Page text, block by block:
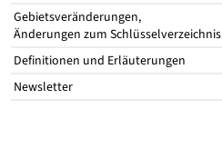
Gebietsveränderungen,
Änderungen zum Schlüsselverzeichnis
Definitionen und Erläuterungen
Newsletter